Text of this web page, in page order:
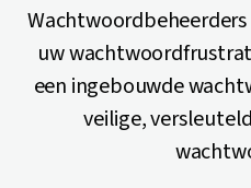
Wachtwoordbeheerders
uw
een ingebouwde
veilige,